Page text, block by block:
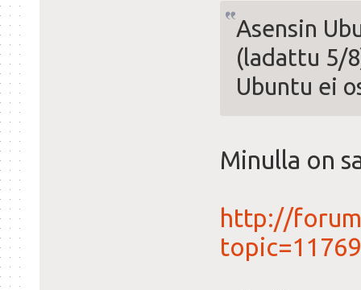
Asensin
(ladattu 5/
Ubuntu ei
Minulla on
http://